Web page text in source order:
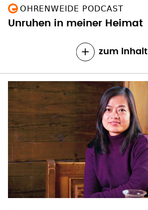
OHRENWEIDE PODCAST
Unruhen in meiner Heimat
zum Inhalt